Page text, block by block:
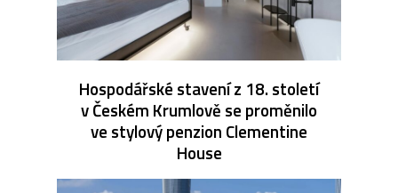
Hospodářské stavení z 18. století
v Českém Krumlově se proměnilo
ve stylový penzion Clementine
House